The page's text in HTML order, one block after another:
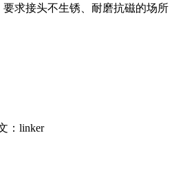
求接头不生锈、耐磨抗磁的场所
：linker